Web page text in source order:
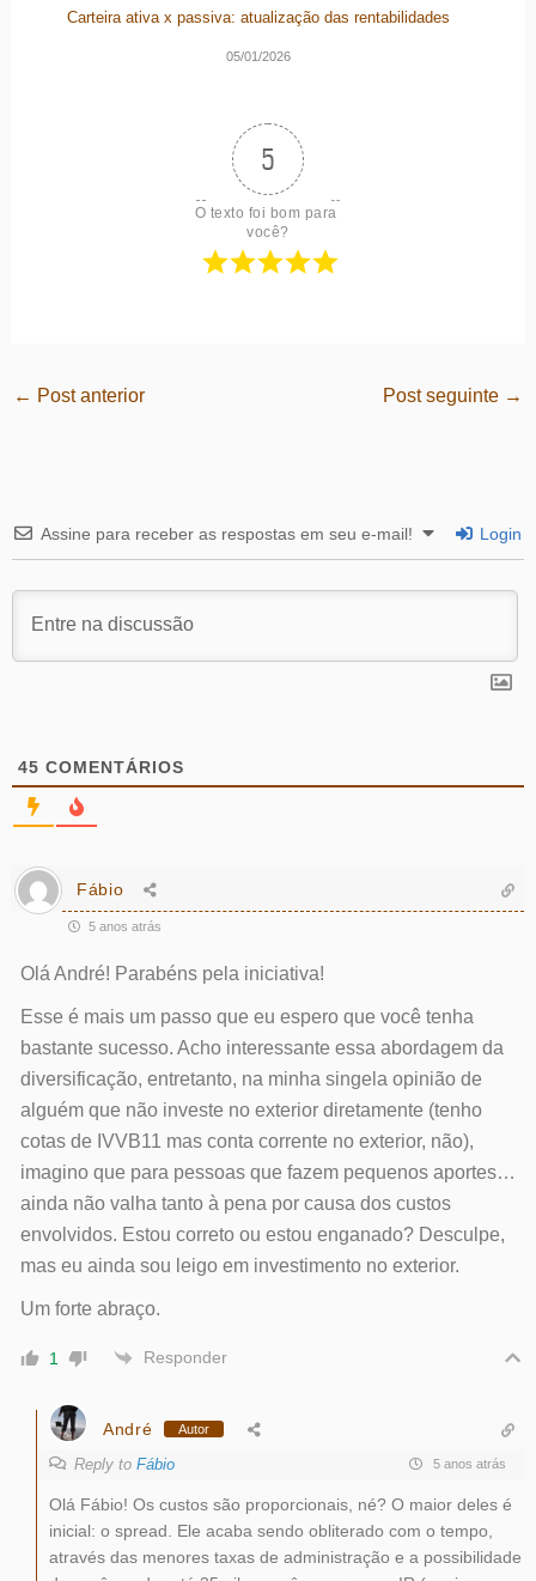
Carteira ativa x passiva: atualização das rentabilidades
05/01/2026
5
O texto foi bom para
você?
← Post anterior Post seguinte →
Assine para receber as respostas em seu e-mail! Login
45 COMENTÁRIOS
Fábio
5 anos atrás
Olá André! Parabéns pela iniciativa!
Esse é mais um passo que eu espero que você tenha
bastante sucesso. Acho interessante essa abordagem da
diversificação, entretanto, na minha singela opinião de
alguém que não investe no exterior diretamente (tenho
cotas de IVVB11 mas conta corrente no exterior, não),
imagino que para pessoas que fazem pequenos aportes…
ainda não valha tanto à pena por causa dos custos
envolvidos. Estou correto ou estou enganado? Desculpe,
mas eu ainda sou leigo em investimento no exterior.
Um forte abraço.
1 Responder
André Autor
Reply to Fábio 5 anos atrás
Olá Fábio! Os custos são proporcionais, né? O maior deles é
inicial: o spread. Ele acaba sendo obliterado com o tempo,
através das menores taxas de administração e a possibilidade